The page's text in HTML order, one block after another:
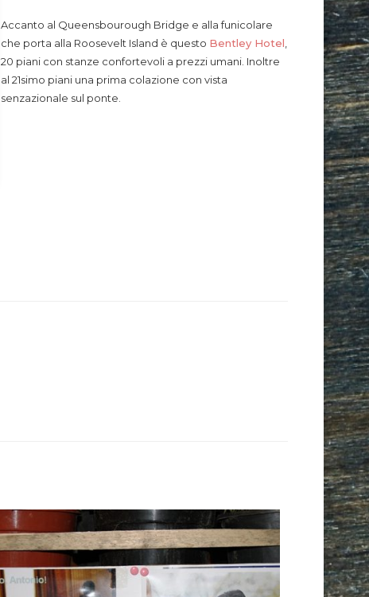
Accanto al Queensbourough Bridge e alla funicolare
che porta alla Roosevelt Island è questo Bentley Hotel
20 piani con stanze confortevoli a prezzi umani. Inoltre
al 21simo piani una prima colazione con vista
senzazionale sul ponte.